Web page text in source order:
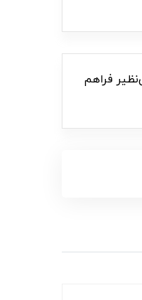
فراهم